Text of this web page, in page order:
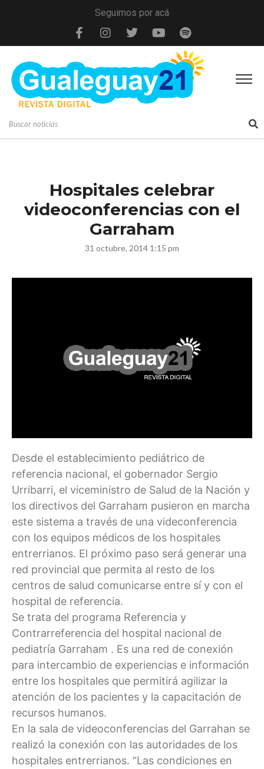
Seguimos por acá
Hospitales celebrar
videoconferencias con el
Garraham
31 octubre, 2014 1:15 pm
Desde el establecimiento pediátrico de
referencia nacional, el gobernador Sergio
Urribarri, el viceministro de Salud de la Nación y
los directivos del Garraham pusieron en marcha
este sistema a través de una videconferencia
con los equipos médicos de los hospitales
entrerrianos. El próximo paso será generar una
red provincial que permita al resto de los
centros de salud comunicarse entre sí y con el
hospital de referencia.
Se trata del programa Referencia y
Contrarreferencia del hospital nacional de
pediatría Garraham . Es una red de conexión
para intercambio de experiencias e información
entre los hospitales que permitirá agilizar la
atención de los pacientes y la capacitación de
recursos humanos.
En la sala de videoconferencias del Garrahan se
realizó la conexión con las autoridades de los
hospitales entrerrianos. “Las condiciones en